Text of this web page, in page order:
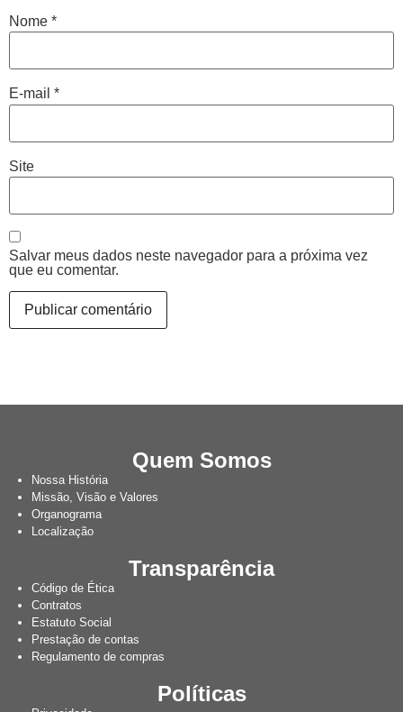
Nome *
E-mail *
Site
Salvar meus dados neste navegador para a próxima vez
que eu comentar.
Quem Somos
Nossa História
Missão, Visão e Valores
Organograma
Localização
Transparência
Código de Ética
Contratos
Estatuto Social
Prestação de contas
Regulamento de compras
Políticas